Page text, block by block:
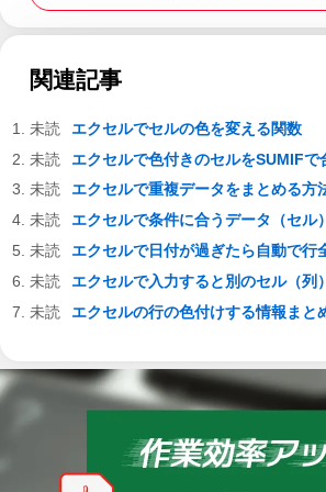
関連記事
エクセルでセルの色を変える関数
エクセルで色付きのセルをSUMIFで
エクセルで重複データをまとめる方
エクセルで条件に合うデータ（セル
エクセルで日付が過ぎたら自動で行
エクセルで入力すると別のセル（列
エクセルの行の色付けする情報まと